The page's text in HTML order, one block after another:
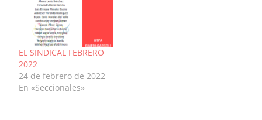
EL SINDICAL FEBRERO
2022
24 de febrero de 2022
En «Seccionales»